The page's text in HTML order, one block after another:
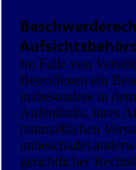
Im Falle von
Betroffenen ein
insbesondere in
Aufenthalts, ihres
mutmaßlichen
unbeschadet
gerichtlicher